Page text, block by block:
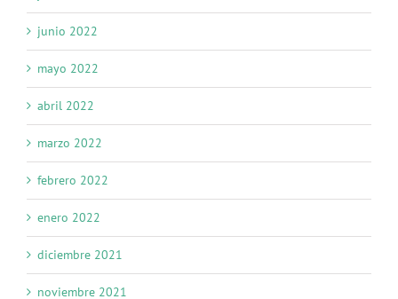
junio 2022
mayo 2022
abril 2022
marzo 2022
febrero 2022
enero 2022
diciembre 2021
noviembre 2021